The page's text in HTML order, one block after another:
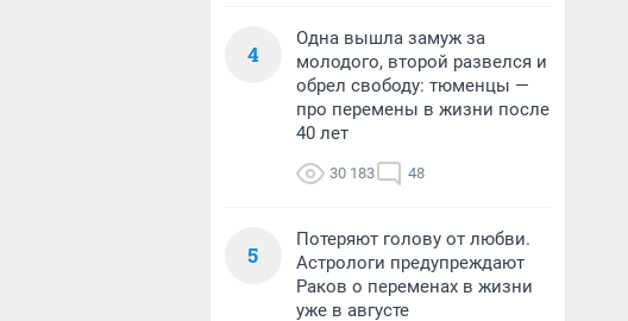
4
Одна вышла замуж за
молодого, второй развелся и
обрел свободу: тюменцы —
про перемены в жизни после
40 лет
30 183 48
5
Потеряют голову от любви.
Астрологи предупреждают
Раков о переменах в жизни
уже в августе